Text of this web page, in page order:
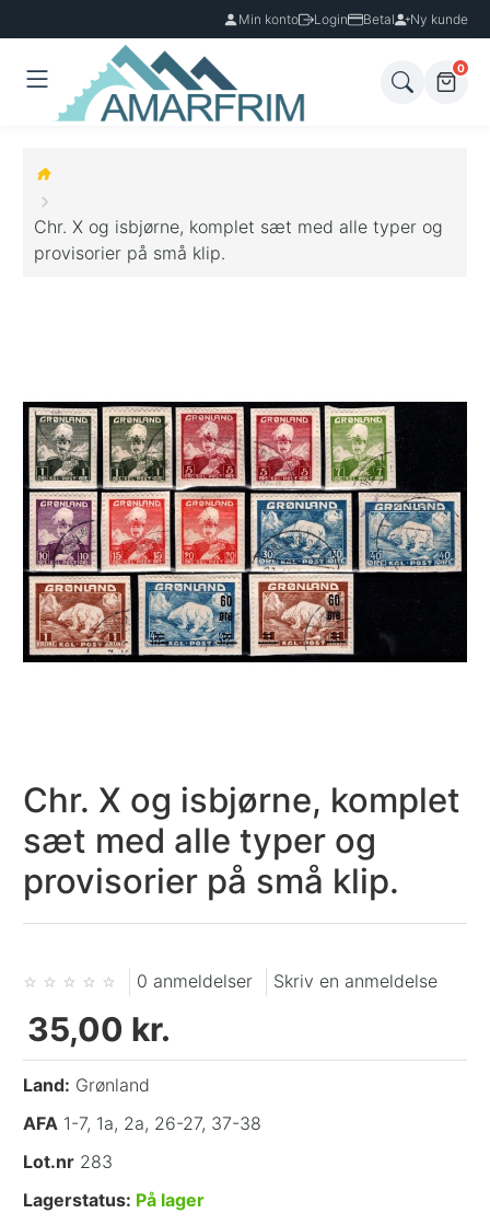
Min konto Login Betal Ny kunde
0
Chr. X og isbjørne, komplet sæt med alle typer og
provisorier på små klip.
Chr. X og isbjørne, komplet
sæt med alle typer og
provisorier på små klip.
0 anmeldelser Skriv en anmeldelse
35,00 kr.
Land: Grønland
AFA 1-7, 1a, 2a, 26-27, 37-38
Lot.nr 283
Lagerstatus: På lager